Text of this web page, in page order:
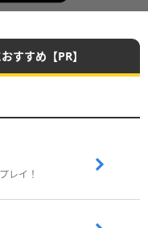
すすめ【PR】
レイ！